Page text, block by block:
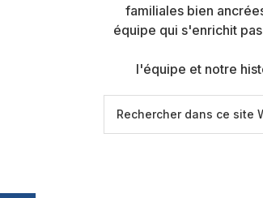
familiales bien
équipe qui s'enrichit pas
l'équipe et notre
dans